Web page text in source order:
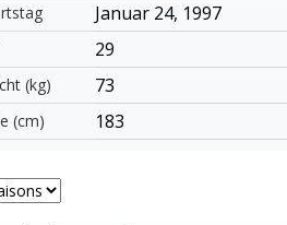
Januar 24, 1997
29
(kg) 73
(cm) 183